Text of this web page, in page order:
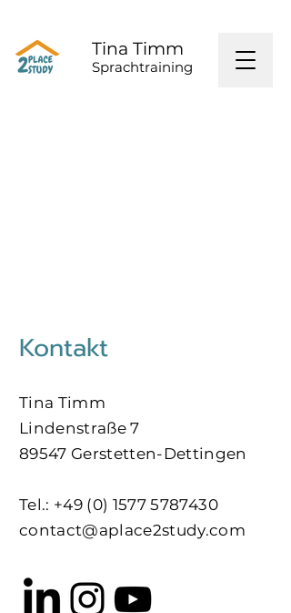
Tina Timm
Sprachtraining
Kontakt
Tina Timm
Lindenstraße 7
89547 Gerstetten-Dettingen
Tel.: +49 (0) 1577 5787430
contact@aplace2study.com